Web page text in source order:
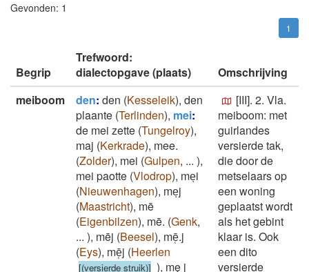
Gevonden: 1
1
Begrip
Trefwoord:
dialectopgave (plaats)
Omschrijving
meiboom
den: den (Kesseleik), den
plaante (Terlinden), mei:
de mei zette (Tungelroy),
maj (Kerkrade), mee.
(Zolder), mei (Gulpen, ... ),
mei paotte (Vlodrop), meͅi
(Nieuwenhagen), meͅj
(Maastricht), mē
(Eigenbilzen), mē. (Genk,
... ), mēj (Beesel), mē̜.j
(Eys), mē̜j (Heerlen
[(versierde struik)] ), mę ̝j
[III]. 2. Vla.
meiboom: met
guirlandes
versierde tak,
die door de
metselaars op
een woning
geplaatst wordt
als het gebint
klaar is. Ook
een dito
versierde